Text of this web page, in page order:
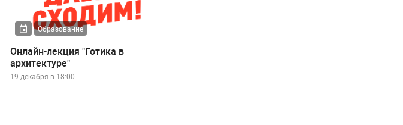
Образование
Онлайн-лекция "Готика в
архитектуре"
19 декабря в 18:00